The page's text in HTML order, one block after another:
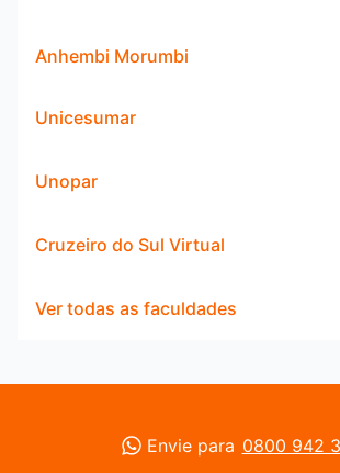
Anhembi Morumbi
Unicesumar
Unopar
Cruzeiro do Sul Virtual
Ver todas as faculdades
Envie para 0800 942